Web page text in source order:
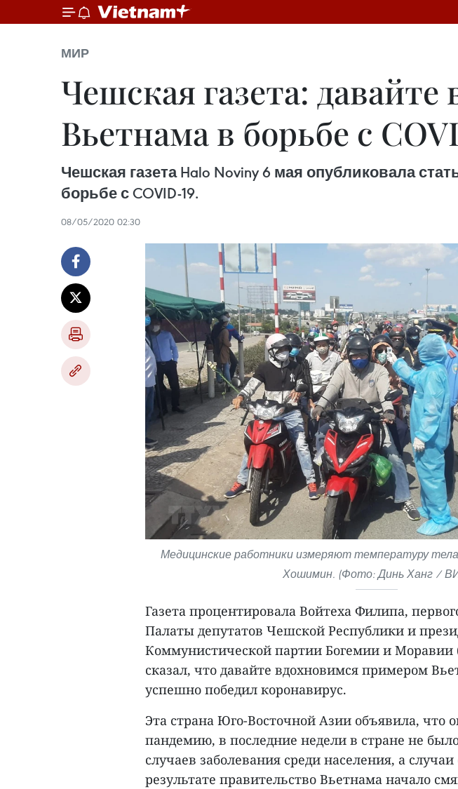
МИР
Чешская газета:
Вьетнама в борьбе с
Чешская газета Halo Noviny 6 мая опубликовала
борьбе с COVID-19.
08/05/2020 02:30
Медицинские работники измеряют температуру тела
Хошимин. (Фото: Динь Ханг /
Газета процентировала Войтеха Филипа,
Палаты депутатов Чешской Республики и
Коммунистической партии Богемии и Моравии
сказал, что давайте вдохновимся примером
успешно победил коронавирус.
Эта страна Юго-Восточной Азии объявила, что
пандемию, в последние недели в стране не
случаев заболевания среди населения, а
результате правительство Вьетнама начало